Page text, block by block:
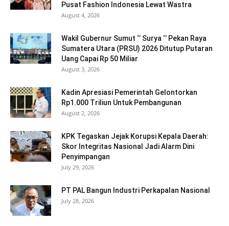
Pusat Fashion Indonesia Lewat Wastra
August 4, 2026
Wakil Gubernur Sumut ‘’ Surya ‘’ Pekan Raya
Sumatera Utara (PRSU) 2026 Ditutup Putaran
Uang Capai Rp 50 Miliar
August 3, 2026
Kadin Apresiasi Pemerintah Gelontorkan
Rp1.000 Triliun Untuk Pembangunan
August 2, 2026
KPK Tegaskan Jejak Korupsi Kepala Daerah:
Skor Integritas Nasional Jadi Alarm Dini
Penyimpangan
July 29, 2026
PT PAL Bangun Industri Perkapalan Nasional
July 28, 2026